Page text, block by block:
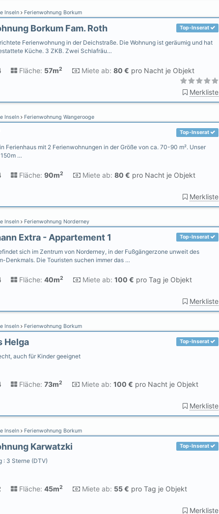
Inseln Ferienwohnung Borkum
Top-Inserat
Borkum Fam. Roth
Ferienwohnung in der Deichstraße. Die Wohnung ist geräumig und hat
Küche. 3 ZKB. Zwei Schlafräu…
Fläche: 57m2 Miete ab: 80 € pro Nacht je Objekt
Merkliste
Inseln Ferienwohnung Wangerooge
Top-Inserat
Ferienhaus mit 2 Ferienwohnungen in der Größe von ca. 70-90 m². Unser
…
Fläche: 90m2 Miete ab: 80 € pro Nacht je Objekt
Merkliste
Inseln Ferienwohnung Norderney
Top-Inserat
Extra - Appartement 1
sich im Zentrum von Norderney, in der Fußgängerzone unweit des
Denkmals. Die Touristen suchen immer das …
Fläche: 40m2 Miete ab: 100 € pro Tag je Objekt
Merkliste
Inseln Ferienwohnung Borkum
Top-Inserat
Helga
auch für Kinder geeignet
Fläche: 73m2 Miete ab: 100 € pro Nacht je Objekt
Merkliste
Inseln Ferienwohnung Borkum
Top-Inserat
Karwatzki
: 3 Sterne (DTV)
Fläche: 45m2 Miete ab: 55 € pro Tag je Objekt
Merkliste